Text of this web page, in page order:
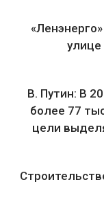
улице
В. Путин: В
более 77
цели